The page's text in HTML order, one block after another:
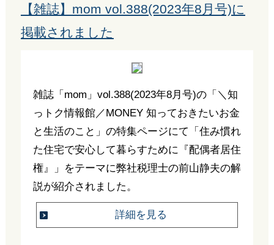
【雑誌】mom vol.388(2023年8月号)に
掲載されました
雑誌「mom」vol.388(2023年8月号)の「＼知
っトク情報館／MONEY 知っておきたいお金
と生活のこと」の特集ページにて「住み慣れ
た住宅で安心して暮らすために『配偶者居住
権』」をテーマに弊社税理士の前山静夫の解
説が紹介されました。
詳細を見る